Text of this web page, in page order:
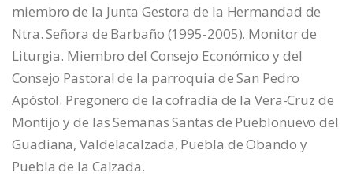
miembro de la Junta Gestora de la Hermandad de
Ntra. Señora de Barbaño (1995-2005). Monitor de
Liturgia. Miembro del Consejo Económico y del
Consejo Pastoral de la parroquia de San Pedro
Apóstol. Pregonero de la cofradía de la Vera-Cruz de
Montijo y de las Semanas Santas de Pueblonuevo del
Guadiana, Valdelacalzada, Puebla de Obando y
Puebla de la Calzada.